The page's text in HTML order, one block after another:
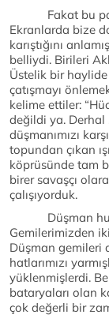
Fakat bu
Ekranlarda bize
karıştığını
belliydi. Birileri
Üstelik bir
çatışmayı
kelime ettiler:
değildi ya.
düşmanımızı
topundan çıkan
köprüsünde tam
birer savaşçı
çalışıyorduk.
Düşman
Gemilerimizden
Düşman gemileri
hatlarımızı
yüklenmişlerdi.
bataryaları olan
çok değerli bir